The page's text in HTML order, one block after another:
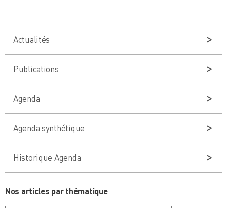
Actualités
Publications
Agenda
Agenda synthétique
Historique Agenda
Nos articles par thématique